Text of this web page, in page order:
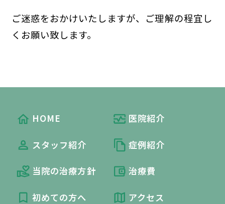
ご迷惑をおかけいたしますが、ご理解の程宜し
くお願い致します。
HOME
スタッフ紹介
当院の治療方針
初めての方へ
医院紹介
症例紹介
治療費
アクセス